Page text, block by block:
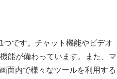
つです。チャット機能やビデオ
能が備わっています。また、マ
面内で様々なツールを利用する